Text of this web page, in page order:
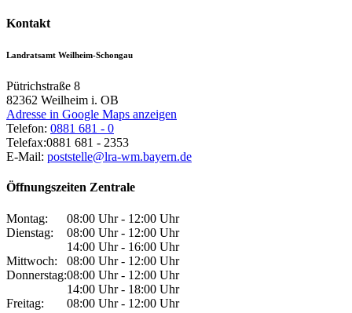
Kontakt
Landratsamt Weilheim-Schongau
Pütrichstraße 8
82362 Weilheim i. OB
Adresse in Google Maps anzeigen
Telefon: 0881 681 - 0
Telefax:0881 681 - 2353
E-Mail: poststelle@lra-wm.bayern.de
Öffnungszeiten Zentrale
Montag:
08:00 Uhr - 12:00 Uhr
Dienstag:
08:00 Uhr - 12:00 Uhr
14:00 Uhr - 16:00 Uhr
Mittwoch:
08:00 Uhr - 12:00 Uhr
Donnerstag:08:00 Uhr - 12:00 Uhr
14:00 Uhr - 18:00 Uhr
Freitag:
08:00 Uhr - 12:00 Uhr